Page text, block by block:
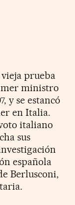
prueba
ministro
y se estancó
en Italia.
italiano
sus
española
Berlusconi,